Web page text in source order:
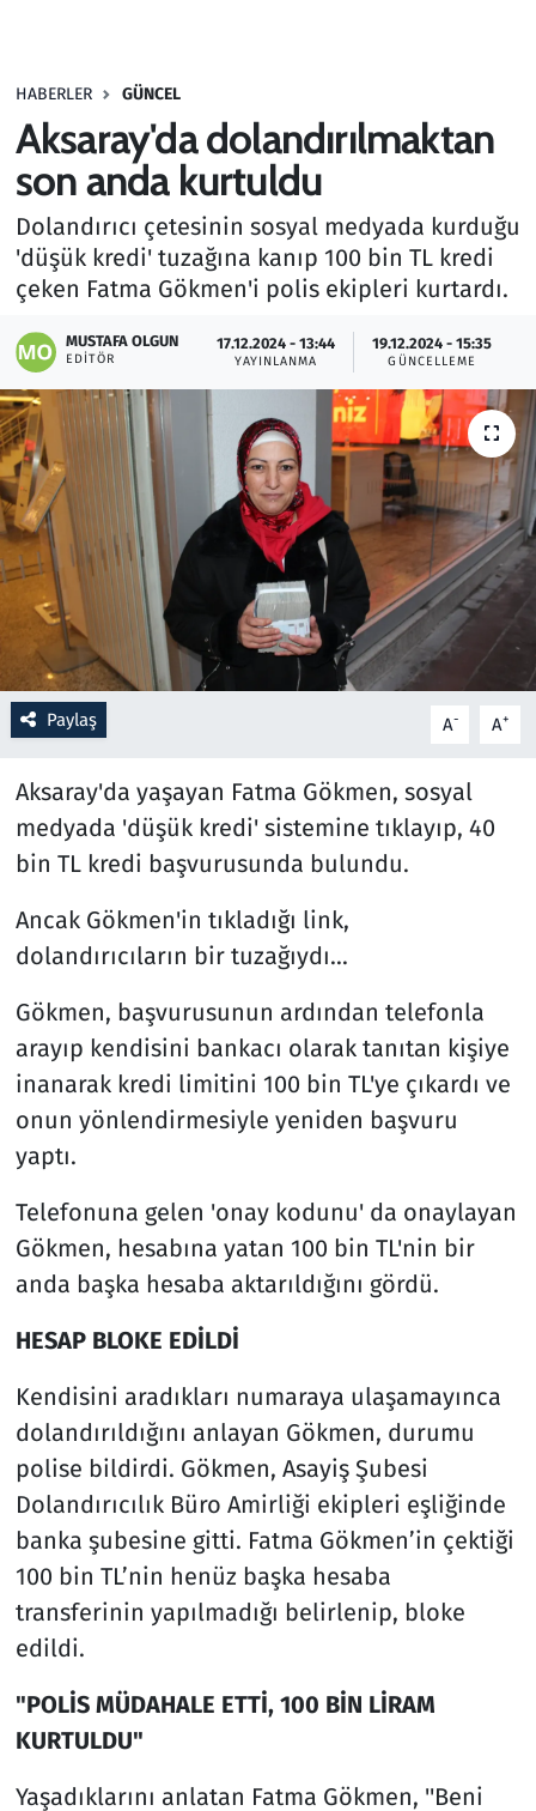
HABERLER GÜNCEL
Aksaray'da dolandırılmaktan
son anda kurtuldu
Dolandırıcı çetesinin sosyal medyada kurduğu
'düşük kredi' tuzağına kanıp 100 bin TL kredi
çeken Fatma Gökmen'i polis ekipleri kurtardı.
MUSTAFA OLGUN
EDITÖR
17.12.2024 - 13:44
YAYINLANMA
19.12.2024 - 15:35
GÜNCELLEME
Paylaş A- A+
Aksaray'da yaşayan Fatma Gökmen, sosyal
medyada 'düşük kredi' sistemine tıklayıp, 40
bin TL kredi başvurusunda bulundu.
Ancak Gökmen'in tıkladığı link,
dolandırıcıların bir tuzağıydı...
Gökmen, başvurusunun ardından telefonla
arayıp kendisini bankacı olarak tanıtan kişiye
inanarak kredi limitini 100 bin TL'ye çıkardı ve
onun yönlendirmesiyle yeniden başvuru
yaptı.
Telefonuna gelen 'onay kodunu' da onaylayan
Gökmen, hesabına yatan 100 bin TL'nin bir
anda başka hesaba aktarıldığını gördü.
HESAP BLOKE EDİLDİ
Kendisini aradıkları numaraya ulaşamayınca
dolandırıldığını anlayan Gökmen, durumu
polise bildirdi. Gökmen, Asayiş Şubesi
Dolandırıcılık Büro Amirliği ekipleri eşliğinde
banka şubesine gitti. Fatma Gökmen’in çektiği
100 bin TL’nin henüz başka hesaba
transferinin yapılmadığı belirlenip, bloke
edildi.
"POLİS MÜDAHALE ETTİ, 100 BİN LİRAM
KURTULDU"
Yaşadıklarını anlatan Fatma Gökmen, ''Beni
Haber
Kültür Sanat
Kurumsal Haberler
Lezzet Durağı
Memur ve Kamu
Otomobil
Oyun
Ramazan
Resmi İlanlar
Rüya Tabirleri
Sağlık
Seçim 2023
Teknoloji ve Bilim
Televizyon